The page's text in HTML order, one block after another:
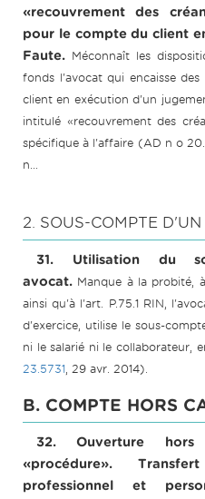
«recouvrement des
pour le compte du client
Faute. Méconnaît les
fonds l'avocat qui encaisse
client en exécution d'un
intitulé «recouvrement des
spécifique à l'affaire (AD n o
n...
2. SOUS-COMPTE
31. Utilisation du
avocat. Manque à la probité,
ainsi qu'à l'art. P.75.1 RIN,
d'exercice, utilise le sous-
ni le salarié ni le collaborateur,
23.5731, 29 avr. 2014).
B. COMPTE HORS
32. Ouverture
«procédure».
professionnel et